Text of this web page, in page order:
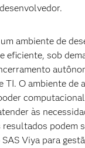
ambiente de
eficiente, sob
TI. O ambiente de
às
podem
Viya para